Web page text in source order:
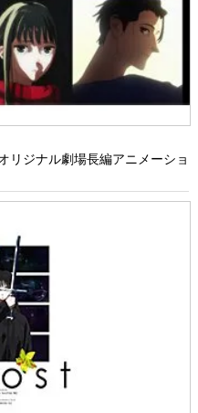
リジナル劇場長編アニメーショ